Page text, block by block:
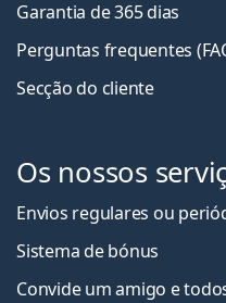
Garantia de 365 dias
Perguntas frequentes
Secção do cliente
Os nossos
Envios regulares ou
Sistema de bónus
Convide um amigo e